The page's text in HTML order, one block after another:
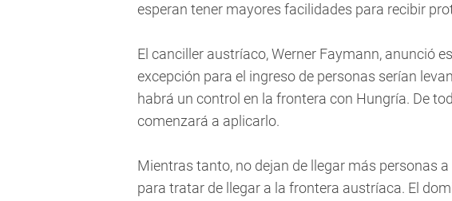
esperan tener mayores facilidades para recibir
El canciller austríaco, Werner Faymann, anunció
excepción para el ingreso de personas serían
habrá un control en la frontera con Hungría. De
comenzará a aplicarlo.
Mientras tanto, no dejan de llegar más personas
para tratar de llegar a la frontera austríaca. El